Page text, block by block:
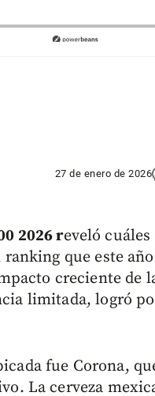
27 de enero de 2026
2026 reveló
que este
creciente de
limitada, logró
fue Corona,
La cerveza